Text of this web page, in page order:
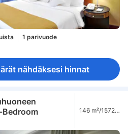
1 parivuode
nähdäksesi hinnat
146 m²/1572